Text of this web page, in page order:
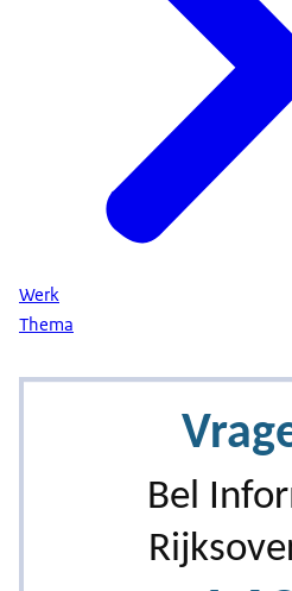
Werk
Thema